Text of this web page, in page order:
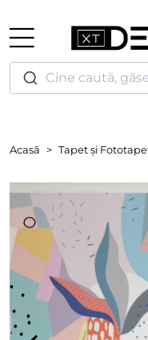
Cine caută,
Acasă Tapet și